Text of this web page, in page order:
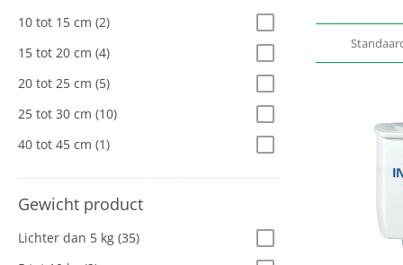
10 tot 15 cm (2)
15 tot 20 cm (4)
20 tot 25 cm (5)
25 tot 30 cm (10)
40 tot 45 cm (1)
Gewicht product
Lichter dan 5 kg (35)